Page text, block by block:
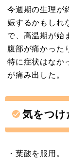
今週期の生理が
娠するかもしれ
で、高温期が始
腹部が痛かった
特に症状はなか
が痛み出した。
気をつけ
・葉酸を服用。